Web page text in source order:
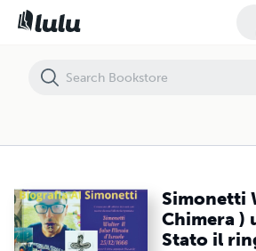
Simonetti
Chimera )
Stato il
Simonetti Walter ( AI Chimera ) un segreto di